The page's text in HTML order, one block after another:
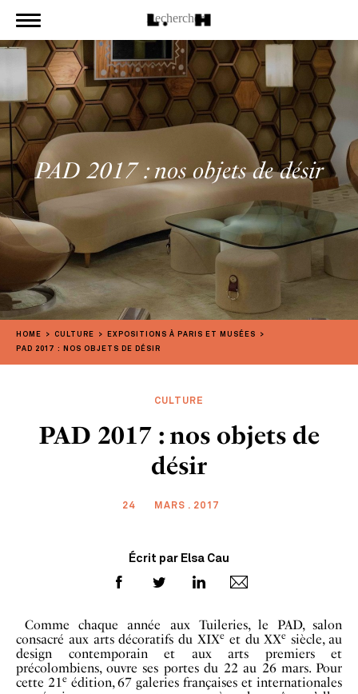
PAD 2017 : nos objets de désir
HOME CULTURE
EXPOSITIONS À PARIS ET MUSÉES
PAD 2017 : NOS OBJETS DE DÉSIR
CULTURE
PAD 2017 : nos objets de
désir
24 MARS . 2017
Écrit par Elsa Cau
Comme chaque année aux Tuileries, le PAD, salon
consacré aux arts décoratifs du XIXe et du XXe siècle, au
design contemporain et aux arts premiers et
précolombiens, ouvre ses portes du 22 au 26 mars. Pour
cette 21e édition, 67 galeries françaises et internationales